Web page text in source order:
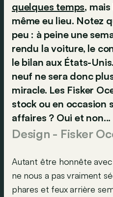
quelques temps,
même eu lieu. Notez
peu : à peine une
rendu la voiture, le
le bilan aux États-
neuf ne sera donc
miracle. Les Fisker
stock ou en occasion
affaires ? Oui et non...
Design - Fisker
Autant être honnête
ne nous a pas vraiment
phares et feux arrière